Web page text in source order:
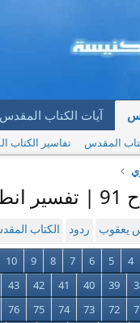
آيات الكتاب المقدس
المقدس تفاسير الكتاب
يعقوب ردود الكتاب
4
5
6
7
8
9
10
39
40
41
42
43
72
73
74
75
76